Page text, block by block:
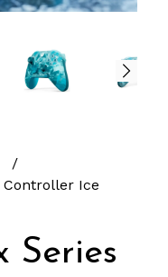
Controller Ice
Series